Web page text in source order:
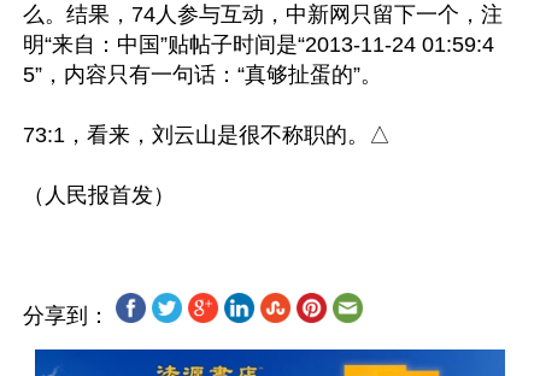
么。结果，74人参与互动，中新网只留下一个，注
明“来自：中国”贴帖子时间是“2013-11-24 01:59:4
5”，内容只有一句话：“真够扯蛋的”。
73:1，看来，刘云山是很不称职的。△
分享到：